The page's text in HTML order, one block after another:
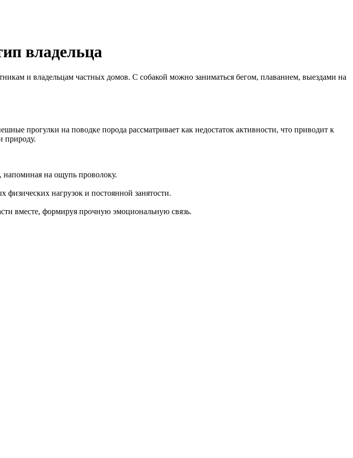
владельца
и владельцам частных домов. С собакой можно заниматься бегом, плаванием, выездами на
прогулки на поводке порода рассматривает как недостаток активности, что приводит к
природу.
на ощупь проволоку.
физических нагрузок и постоянной занятости.
вместе, формируя прочную эмоциональную связь.